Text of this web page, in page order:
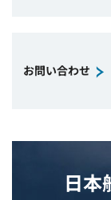
お問い合わせ
日本